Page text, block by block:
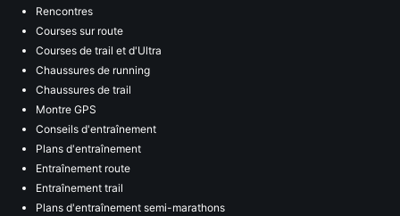
Rencontres
Courses sur route
Courses de trail et d'Ultra
Chaussures de running
Chaussures de trail
Montre GPS
Conseils d'entraînement
Plans d'entraînement
Entraînement route
Entraînement trail
Plans d'entraînement semi-marathons